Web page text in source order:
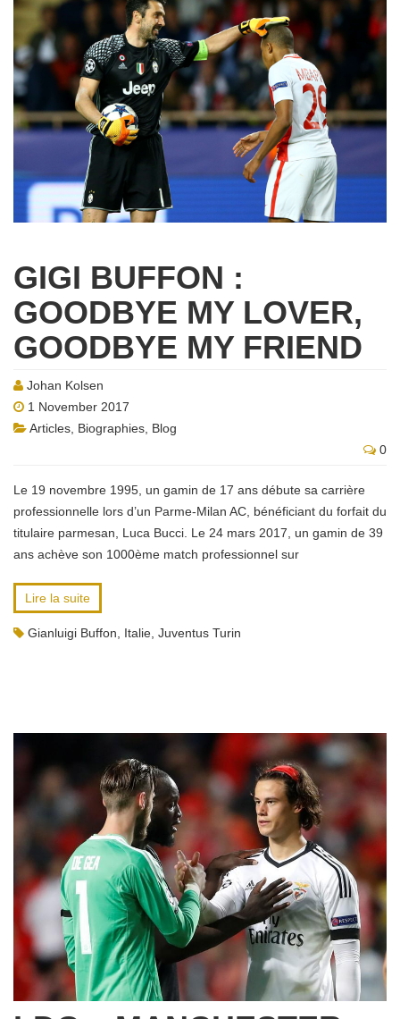
GIGI BUFFON :
GOODBYE MY LOVER,
GOODBYE MY FRIEND
Johan Kolsen
1 November 2017
Articles Biographies Blog
0
Le 19 novembre 1995, un gamin de 17 ans débute sa carrière
professionnelle lors d’un Parme-Milan AC, bénéficiant du forfait du
titulaire parmesan, Luca Bucci. Le 24 mars 2017, un gamin de 39
ans achève son 1000ème match professionnel sur
Lire la suite
Gianluigi Buffon Italie Juventus Turin